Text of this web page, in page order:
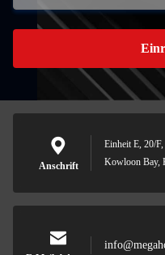
Anschrift
Einheit E, 20/
Kowloon Bay,